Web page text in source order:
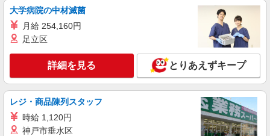
時給1140円〜 ※残業代支給 ★交通費別途支給
（規定あり） ゜+゜・。○。・゜+゜・。○。・゜
頂くと, インセンティブ支給(規定有) ★月2回払
い・週払い可能（規程有）★ ゜・。○。・゜
+゜・。○。・゜+゜
愛知県名古屋市港区のdocomoショップ
キープ 詳細を見る
紹介予定派遣
株式会社シエロ
人気機種に詳しくなれる携帯販売【docomo】
時給1500円〜1700円（経験・能力による） ※
大学病院の中材滅菌
月給 254,160円
足立区
詳細を見る とりあえずキープ
レジ・商品陳列スタッフ
時給 1,120円
神戸市垂水区